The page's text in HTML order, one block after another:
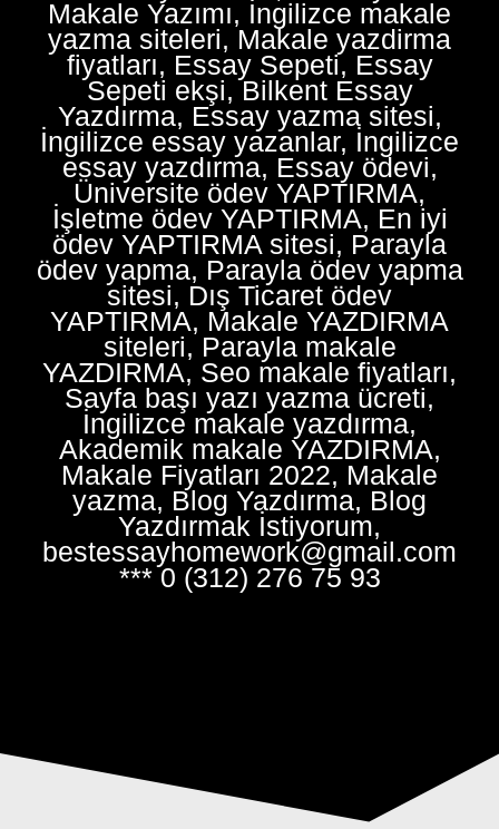
Makale Yazımı, İngilizce makale
yazma siteleri, Makale yazdirma
fiyatları, Essay Sepeti, Essay
Sepeti ekşi, Bilkent Essay
Yazdırma, Essay yazma sitesi,
İngilizce essay yazanlar, İngilizce
essay yazdırma, Essay ödevi,
Üniversite ödev YAPTIRMA,
İşletme ödev YAPTIRMA, En iyi
ödev YAPTIRMA sitesi, Parayla
ödev yapma, Parayla ödev yapma
sitesi, Dış Ticaret ödev
YAPTIRMA, Makale YAZDIRMA
siteleri, Parayla makale
YAZDIRMA, Seo makale fiyatları,
Sayfa başı yazı yazma ücreti,
İngilizce makale yazdırma,
Akademik makale YAZDIRMA,
Makale Fiyatları 2022, Makale
yazma, Blog Yazdırma, Blog
Yazdırmak İstiyorum,
bestessayhomework@gmail.com
*** 0 (312) 276 75 93